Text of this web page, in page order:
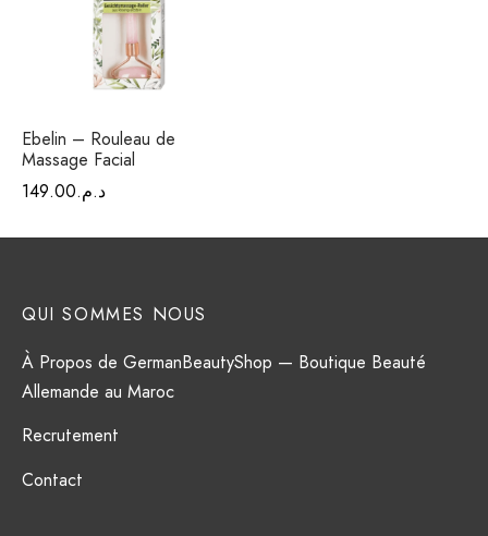
Ebelin – Rouleau de
Massage Facial
د.م.149.00
QUI SOMMES NOUS
À Propos de GermanBeautyShop — Boutique Beauté
Allemande au Maroc
Recrutement
Contact